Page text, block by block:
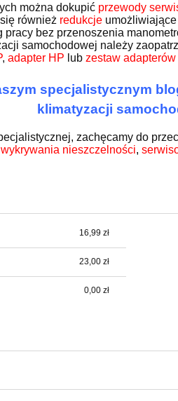
można dokupić przewody
również redukcje
bez przenoszenia
samochodowej należy
, adapter HP lub zestaw
specjalistycznym
klimatyzacji
zachęcamy do
nieszczelności,
16,99 zł
23,00 zł
0,00 zł